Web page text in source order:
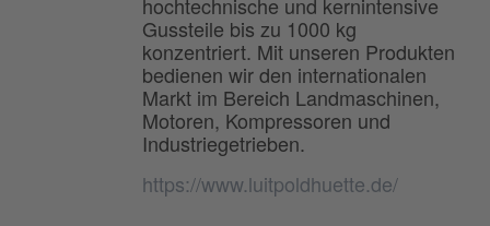
Gussteile bis zu 1000 kg
konzentriert. Mit unseren Produkten
bedienen wir den internationalen
Markt im Bereich Landmaschinen,
Motoren, Kompressoren und
Industriegetrieben.
https://www.luitpoldhuette.de/